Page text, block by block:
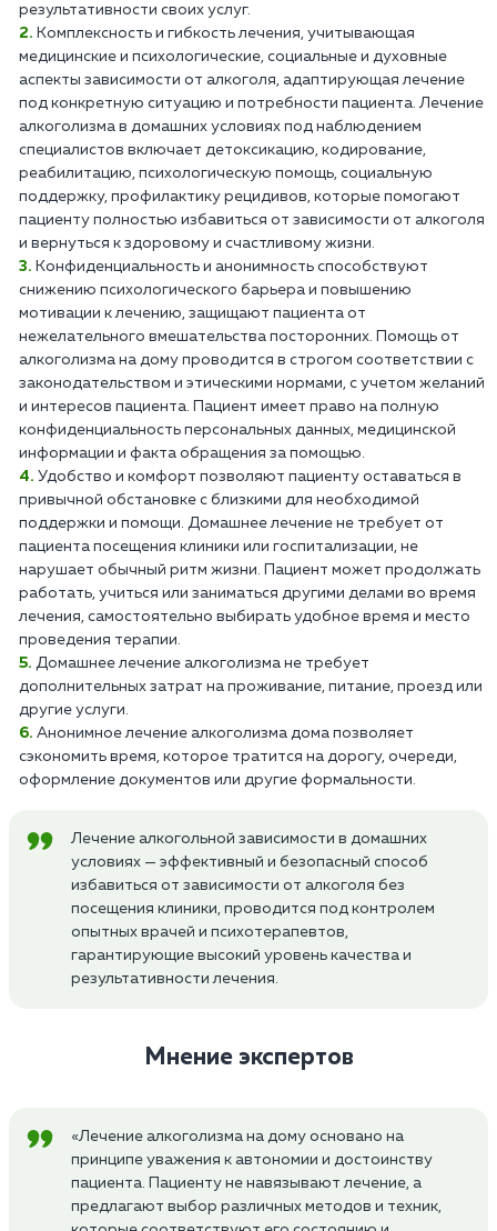
результативности своих услуг.
Комплексность и гибкость лечения, учитывающая
медицинские и психологические, социальные и духовные
аспекты зависимости от алкоголя, адаптирующая лечение
под конкретную ситуацию и потребности пациента. Лечение
алкоголизма в домашних условиях под наблюдением
специалистов включает детоксикацию, кодирование,
реабилитацию, психологическую помощь, социальную
поддержку, профилактику рецидивов, которые помогают
пациенту полностью избавиться от зависимости от алкоголя
и вернуться к здоровому и счастливому жизни.
Конфиденциальность и анонимность способствуют
снижению психологического барьера и повышению
мотивации к лечению, защищают пациента от
нежелательного вмешательства посторонних. Помощь от
алкоголизма на дому проводится в строгом соответствии с
законодательством и этическими нормами, с учетом желаний
и интересов пациента. Пациент имеет право на полную
конфиденциальность персональных данных, медицинской
информации и факта обращения за помощью.
Удобство и комфорт позволяют пациенту оставаться в
привычной обстановке с близкими для необходимой
поддержки и помощи. Домашнее лечение не требует от
пациента посещения клиники или госпитализации, не
нарушает обычный ритм жизни. Пациент может продолжать
работать, учиться или заниматься другими делами во время
лечения, самостоятельно выбирать удобное время и место
проведения терапии.
Домашнее лечение алкоголизма не требует
дополнительных затрат на проживание, питание, проезд или
другие услуги.
Анонимное лечение алкоголизма дома позволяет
сэкономить время, которое тратится на дорогу, очереди,
оформление документов или другие формальности.
Лечение алкогольной зависимости в домашних
условиях — эффективный и безопасный способ
избавиться от зависимости от алкоголя без
посещения клиники, проводится под контролем
опытных врачей и психотерапевтов,
гарантирующие высокий уровень качества и
результативности лечения.
Мнение экспертов
«Лечение алкоголизма на дому основано на
принципе уважения к автономии и достоинству
пациента. Пациенту не навязывают лечение, а
предлагают выбор различных методов и техник,